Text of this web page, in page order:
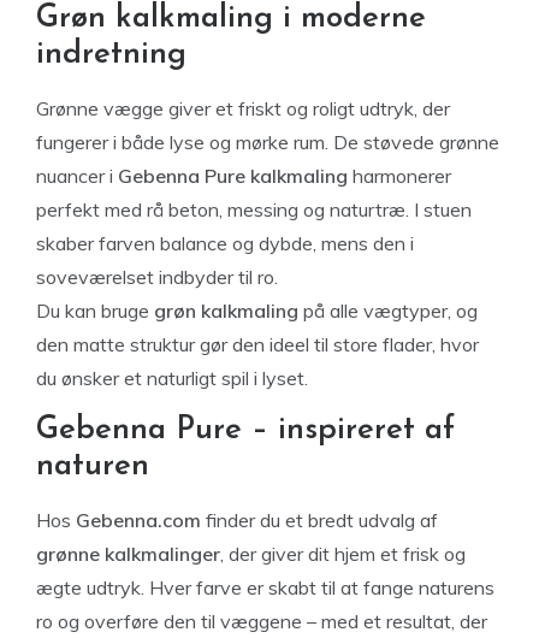
Grøn kalkmaling i moderne
indretning
Grønne vægge giver et friskt og roligt udtryk, der
fungerer i både lyse og mørke rum. De støvede grønne
nuancer i Gebenna Pure kalkmaling harmonerer
perfekt med rå beton, messing og naturtræ. I stuen
skaber farven balance og dybde, mens den i
soveværelset indbyder til ro.
Du kan bruge grøn kalkmaling på alle vægtyper, og
den matte struktur gør den ideel til store flader, hvor
du ønsker et naturligt spil i lyset.
Gebenna Pure – inspireret af
naturen
Hos Gebenna.com finder du et bredt udvalg af
grønne kalkmalinger , der giver dit hjem et frisk og
ægte udtryk. Hver farve er skabt til at fange naturens
ro og overføre den til væggene – med et resultat, der